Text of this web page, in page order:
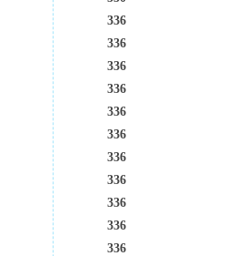
336
336
336
336
336
336
336
336
336
336
336